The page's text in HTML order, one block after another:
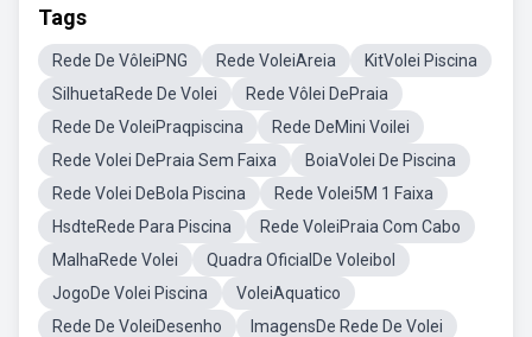
Tags
Rede De VôleiPNG Rede VoleiAreia
KitVolei Piscina
SilhuetaRede De Volei
Rede Vôlei DePraia
Rede De VoleiPraqpiscina
Rede DeMini Voilei
Rede Volei DePraia Sem Faixa
BoiaVolei De Piscina
Rede Volei DeBola Piscina
Rede Volei5M 1 Faixa
HsdteRede Para Piscina
Rede VoleiPraia Com Cabo
MalhaRede Volei
Quadra OficialDe Voleibol
JogoDe Volei Piscina
VoleiAquatico
Rede De VoleiDesenho
ImagensDe Rede De Volei